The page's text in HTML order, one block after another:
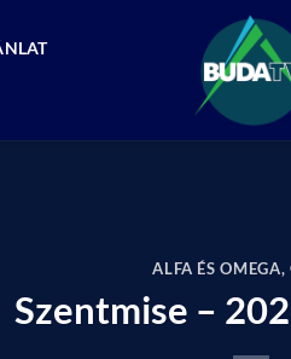
ALFA ÉS OMEGA,
Szentmise –